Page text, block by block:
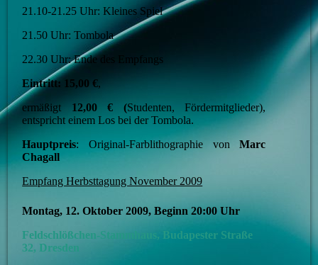
21.10-21.25 Uhr: Kleines Spiel
21.50 Uhr: Tombola
22.30 Uhr: Ende des Empfangs
Eintritt: 15,00 €,
ermäßigt 12,00 € (Studenten, Fördermitglieder),
entspricht einem Los bei der Tombola.
Hauptpreis: Original-Farblithographie vonMarc
Chagall
Empfang Herbsttagung November 2009
Montag, 12. Oktober 2009, Beginn 20:00 Uhr
Feldschlößchen-Stammhaus, Budapester Straße
32, Dresden